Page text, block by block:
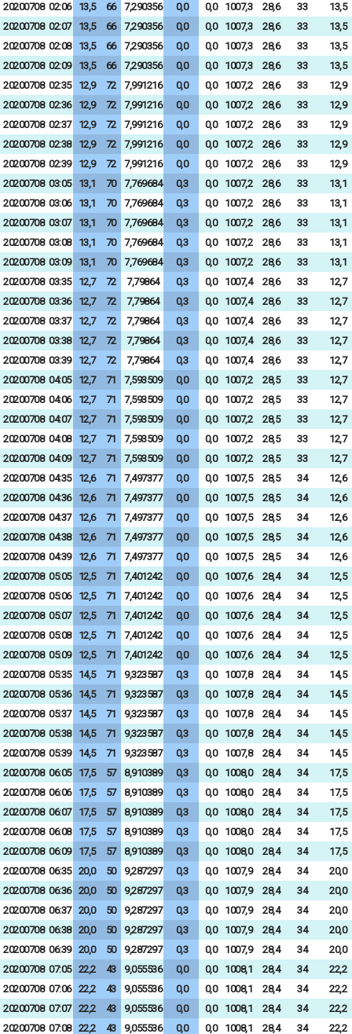
20200708 02:06 13,5 66 7,290356 0,0 0,0 1007,3 28,6 33
13,5
20200708 02:07 13,5 66 7,290356 0,0 0,0 1007,3 28,6 33
13,5
20200708 02:08 13,5 66 7,290356 0,0 0,0 1007,3 28,6 33
13,5
20200708 02:09 13,5 66 7,290356 0,0 0,0 1007,3 28,6 33
13,5
20200708 02:35 12,9 72 7,991216 0,0 0,0 1007,2 28,6 33
12,9
20200708 02:36 12,9 72 7,991216 0,0 0,0 1007,2 28,6 33
12,9
20200708 02:37 12,9 72 7,991216 0,0 0,0 1007,2 28,6 33
12,9
20200708 02:38 12,9 72 7,991216 0,0 0,0 1007,2 28,6 33
12,9
20200708 02:39 12,9 72 7,991216 0,0 0,0 1007,2 28,6 33
12,9
20200708 03:05 13,1 70 7,769684 0,3 0,0 1007,2 28,6 33
13,1
20200708 03:06 13,1 70 7,769684 0,3 0,0 1007,2 28,6 33
13,1
20200708 03:07 13,1 70 7,769684 0,3 0,0 1007,2 28,6 33
13,1
20200708 03:08 13,1 70 7,769684 0,3 0,0 1007,2 28,6 33
13,1
20200708 03:09 13,1 70 7,769684 0,3 0,0 1007,2 28,6 33
13,1
20200708 03:35 12,7 72 7,79864 0,3 0,0 1007,4 28,6 33
12,7
20200708 03:36 12,7 72 7,79864 0,3 0,0 1007,4 28,6 33
12,7
20200708 03:37 12,7 72 7,79864 0,3 0,0 1007,4 28,6 33
12,7
20200708 03:38 12,7 72 7,79864 0,3 0,0 1007,4 28,6 33
12,7
20200708 03:39 12,7 72 7,79864 0,3 0,0 1007,4 28,6 33
12,7
20200708 04:05 12,7 71 7,593509 0,0 0,0 1007,2 28,5 33
12,7
20200708 04:06 12,7 71 7,593509 0,0 0,0 1007,2 28,5 33
12,7
20200708 04:07 12,7 71 7,593509 0,0 0,0 1007,2 28,5 33
12,7
20200708 04:08 12,7 71 7,593509 0,0 0,0 1007,2 28,5 33
12,7
20200708 04:09 12,7 71 7,593509 0,0 0,0 1007,2 28,5 33
12,7
20200708 04:35 12,6 71 7,497377 0,0 0,0 1007,5 28,5 34
12,6
20200708 04:36 12,6 71 7,497377 0,0 0,0 1007,5 28,5 34
12,6
20200708 04:37 12,6 71 7,497377 0,0 0,0 1007,5 28,5 34
12,6
20200708 04:38 12,6 71 7,497377 0,0 0,0 1007,5 28,5 34
12,6
20200708 04:39 12,6 71 7,497377 0,0 0,0 1007,5 28,5 34
12,6
20200708 05:05 12,5 71 7,401242 0,0 0,0 1007,6 28,4 34
12,5
20200708 05:06 12,5 71 7,401242 0,0 0,0 1007,6 28,4 34
12,5
20200708 05:07 12,5 71 7,401242 0,0 0,0 1007,6 28,4 34
12,5
20200708 05:08 12,5 71 7,401242 0,0 0,0 1007,6 28,4 34
12,5
20200708 05:09 12,5 71 7,401242 0,0 0,0 1007,6 28,4 34
12,5
20200708 05:35 14,5 71 9,323587 0,3 0,0 1007,8 28,4 34
14,5
20200708 05:36 14,5 71 9,323587 0,3 0,0 1007,8 28,4 34
14,5
20200708 05:37 14,5 71 9,323587 0,3 0,0 1007,8 28,4 34
14,5
20200708 05:38 14,5 71 9,323587 0,3 0,0 1007,8 28,4 34
14,5
20200708 05:39 14,5 71 9,323587 0,3 0,0 1007,8 28,4 34
14,5
20200708 06:05 17,5 57 8,910389 0,3 0,0 1008,0 28,4 34
17,5
20200708 06:06 17,5 57 8,910389 0,3 0,0 1008,0 28,4 34
17,5
20200708 06:07 17,5 57 8,910389 0,3 0,0 1008,0 28,4 34
17,5
20200708 06:08 17,5 57 8,910389 0,3 0,0 1008,0 28,4 34
17,5
20200708 06:09 17,5 57 8,910389 0,3 0,0 1008,0 28,4 34
17,5
20200708 06:35 20,0 50 9,287297 0,3 0,0 1007,9 28,4 34
20,0
20200708 06:36 20,0 50 9,287297 0,3 0,0 1007,9 28,4 34
20,0
20200708 06:37 20,0 50 9,287297 0,3 0,0 1007,9 28,4 34
20,0
20200708 06:38 20,0 50 9,287297 0,3 0,0 1007,9 28,4 34
20,0
20200708 06:39 20,0 50 9,287297 0,3 0,0 1007,9 28,4 34
20,0
20200708 07:05 22,2 43 9,055536 0,0 0,0 1008,1 28,4 34
22,2
20200708 07:06 22,2 43 9,055536 0,0 0,0 1008,1 28,4 34
22,2
20200708 07:07 22,2 43 9,055536 0,0 0,0 1008,1 28,4 34
22,2
20200708 07:08 22,2 43 9,055536 0,0 0,0 1008,1 28,4 34 22,2